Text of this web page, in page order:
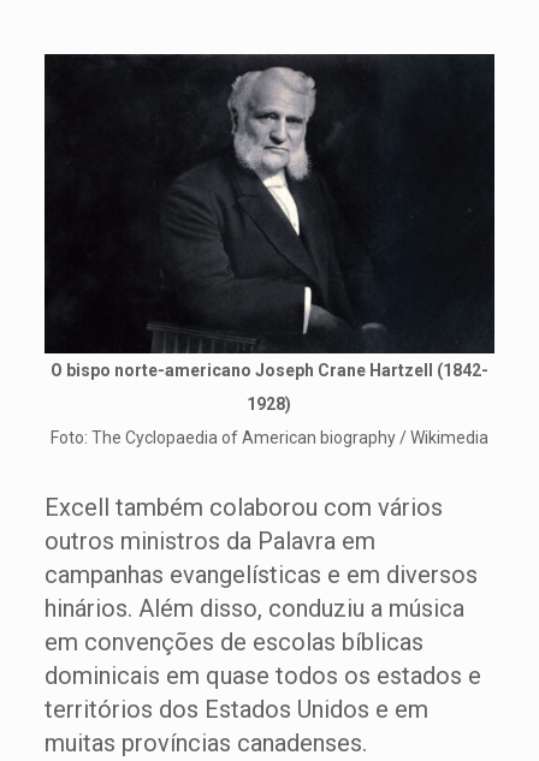
O bispo norte-americano Joseph Crane Hartzell (1842-
1928)
Foto: The Cyclopaedia of American biography / Wikimedia
Excell também colaborou com vários
outros ministros da Palavra em
campanhas evangelísticas e em diversos
hinários. Além disso, conduziu a música
em convenções de escolas bíblicas
dominicais em quase todos os estados e
territórios dos Estados Unidos e em
muitas províncias canadenses.